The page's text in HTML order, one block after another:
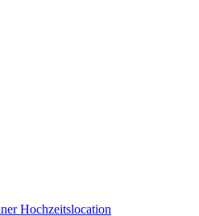
Hochzeitslocation